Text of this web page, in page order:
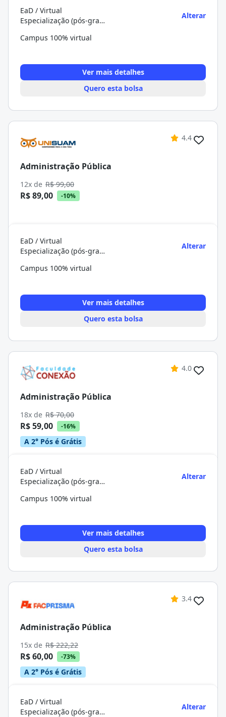
EaD / Virtual
Especialização (pós-graduação)
Alterar
Campus 100% virtual
Ver mais detalhes
Quero esta bolsa
4.4
Administração Pública
12x de R$ 99,00
R$ 89,00 -10%
EaD / Virtual
Especialização (pós-graduação)
Alterar
Campus 100% virtual
Ver mais detalhes
Quero esta bolsa
4.0
Administração Pública
18x de R$ 70,00
R$ 59,00 -16%
A 2° Pós é Grátis
EaD / Virtual
Especialização (pós-graduação)
Alterar
Campus 100% virtual
Ver mais detalhes
Quero esta bolsa
3.4
Administração Pública
15x de R$ 222,22
R$ 60,00 -73%
A 2° Pós é Grátis
EaD / Virtual
Especialização (pós-graduação)
Alterar